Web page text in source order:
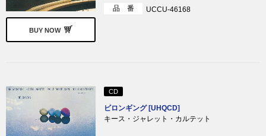
BUY NOW
品 番
UCCU-46168
CD
ビロンギング [UHQCD]
キース・ジャレット・カルテット